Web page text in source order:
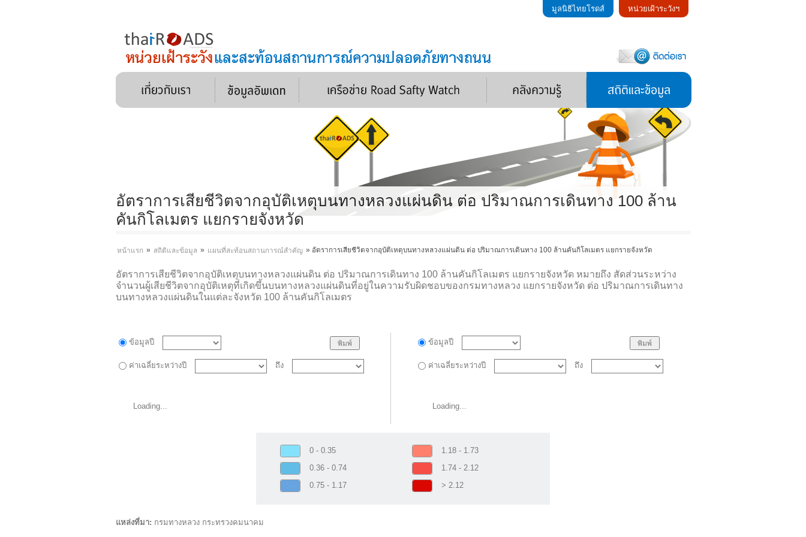
มูลนิธิไทยโรดส์ หน่วยเฝ้าระวังฯ
อัตราการเสียชีวิตจากอุบัติเหตุบนทางหลวงแผ่นดิน ต่อ ปริมาณการเดินทาง 100 ล้าน
คันกิโลเมตร แยกรายจังหวัด
หน้าแรก » สถิติและข้อมูล » แผนที่สะท้อนสถานการณ์สำคัญ » อัตราการเสียชีวิตจากอุบัติเหตุบนทางหลวงแผ่นดิน ต่อ ปริมาณการเดินทาง 100 ล้านคันกิโลเมตร แยกรายจังหวัด
อัตราการเสียชีวิตจากอุบัติเหตุบนทางหลวงแผ่นดิน ต่อ ปริมาณการเดินทาง 100 ล้านคันกิโลเมตร แยกรายจังหวัด หมายถึง สัดส่วนระหว่าง
จำนวนผู้เสียชีวิตจากอุบัติเหตุที่เกิดขึ้นบนทางหลวงแผ่นดินที่อยู่ในความรับผิดชอบของกรมทางหลวง แยกรายจังหวัด ต่อ ปริมาณการเดินทาง
บนทางหลวงแผ่นดินในแต่ละจังหวัด 100 ล้านคันกิโลเมตร
ข้อมูลปี
ค่าเฉลี่ยระหว่างปี ถึง
Loading...
ข้อมูลปี
ค่าเฉลี่ยระหว่างปี ถึง
Loading...
0 - 0.35
0.36 - 0.74
0.75 - 1.17
1.18 - 1.73
1.74 - 2.12
> 2.12
แหล่งที่มา: กรมทางหลวง กระทรวงคมนาคม